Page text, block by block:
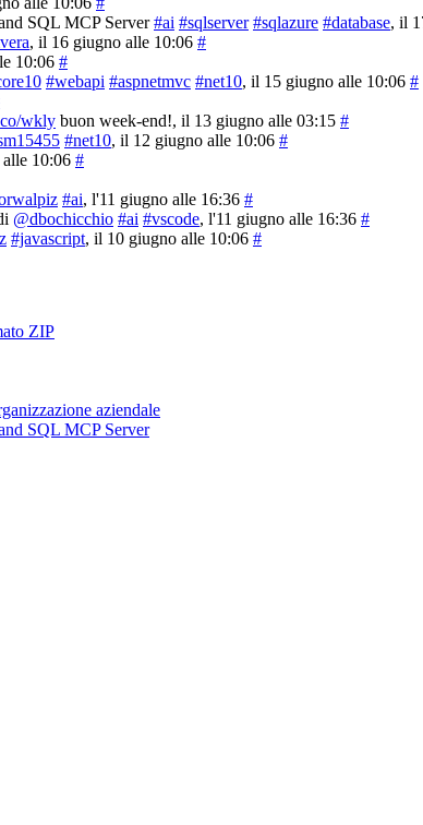
SQL MCP Server#ai #sqlserver #sqlazure #database, il
, il 16 giugno alle 10:06 #
10:06 #
#webapi #aspnetmvc #net10, il 15 giugno alle 10:06 #
wkly buon week-end!, il 13 giugno alle 03:15 #
#net10, il 12 giugno alle 10:06 #
10:06 #
#ai, l'11 giugno alle 16:36 #
@dbochicchio #ai #vscode, l'11 giugno alle 16:36 #
#javascript, il 10 giugno alle 10:06 #
ZIP
aziendale
SQL MCP Server